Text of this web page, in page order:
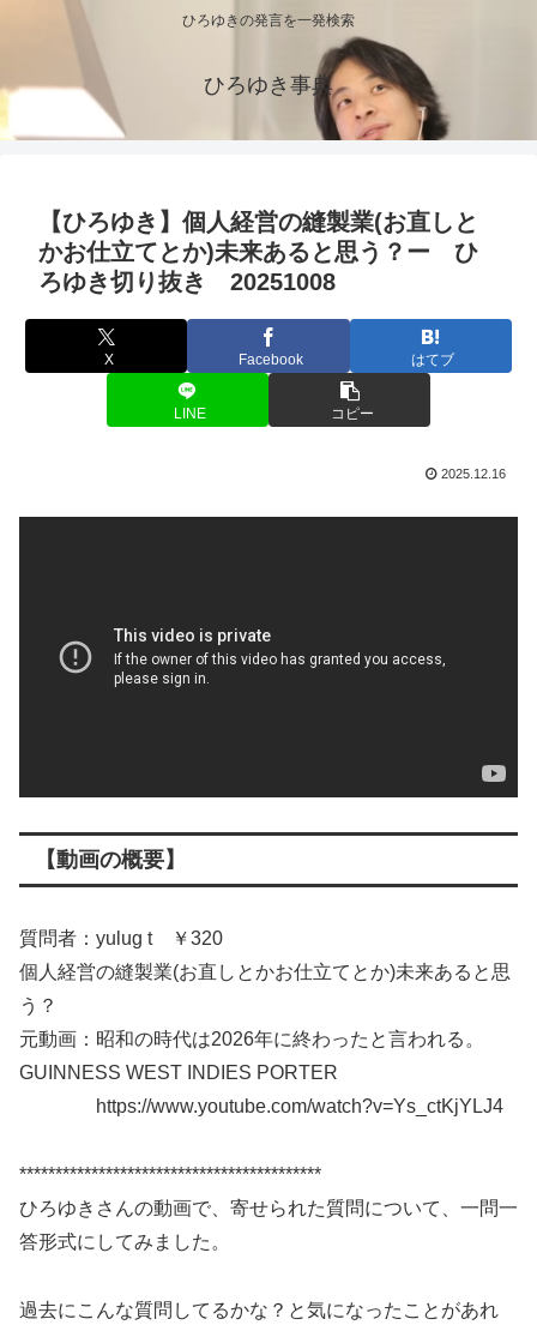
ひろゆきの発言を一発検索
ひろゆき事典
【ひろゆき】個人経営の縫製業(お直しと
かお仕立てとか)未来あると思う？ー ひ
ろゆき切り抜き 20251008
X Facebook はてブ
LINE コピー
2025.12.16
【動画の概要】
質問者：yulug t ￥320
個人経営の縫製業(お直しとかお仕立てとか)未来あると思
う？
元動画：昭和の時代は2026年に終わったと言われる。
GUINNESS WEST INDIES PORTER
https://www.youtube.com/watch?v=Ys_ctKjYLJ4
******************************************
ひろゆきさんの動画で、寄せられた質問について、一問一
答形式にしてみました。
過去にこんな質問してるかな？と気になったことがあれ